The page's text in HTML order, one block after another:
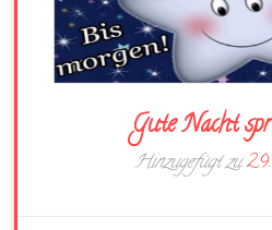
Gute Nacht
Hinzugefügt zu